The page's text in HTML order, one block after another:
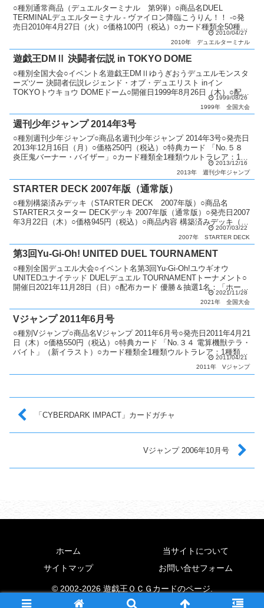
○種別通常商品（デュエルターミナル 第9弾）○商品名DUEL
TERMINALデュエルターミナル - ヴァイロン降臨こうりん！！ -○発
売日2010年4月27日（火）○価格100円（税込）○カード種類全50種類
2010/04/27
2010年
デュエルターミナル
遊戯王DMⅡ 決闘者伝説 in TOKYO DOME
○種別全国大会○イベント名遊戯王DMⅡゆうぎおうデュエルモンスタ
ーズツー 決闘者伝説レジェンド・オブ・デュエリスト inイン
TOKYOトウキョウ DOMEドーム○開催日1999年8月26日（木）○配布
1999/08/26
1999年
全国大会
週刊少年ジャンプ 2014年3号
○種別週刊少年ジャンプ○商品名週刊少年ジャンプ 2014年3号○発売日
2013年12月16日（月）○価格250円（税込）○特典カード 「No.５８
炎圧鬼バーナー・バイザー」○カード種類全1種類ウルトラレア：1種
2013/12/16
2013年
週刊少年ジャンプ
STARTER DECK 2007年版（通常版）
○種別構築済みデッキ（STARTER DECK 2007年版）○商品名
STARTERスターター DECKデッキ 2007年版（通常版）○発売日2007
年3月22日（木）○価格945円（税込）○商品内容 構築済みデッキ（デ
2007/03/22
2007年
STARTER DECK
第3回Yu-Gi-Oh! UNITED DUEL TOURNAMENT
○種別全国デュエル大会○イベント名第3回Yu-Gi-Oh!ユウギオウ
UNITEDユナイテッド DUELデュエル TOURNAMENTトーナメント○
開催日2021年11月28日（日）○配布カード 優勝＆抽選1名：「ホーリ
2021/11/28
2021年
全国大会
Vジャンプ 2011年6月号
○種別Vジャンプ○商品名Vジャンプ 2011年6月号○発売日2011年4月21
日（木）○価格550円（税込）○特典カード 「No.３４ 電算機獣テラ・
バイト」（新イラスト）○カード種類全1種類ウルトラレア：1種類○
2011/04/21
2011年
Vジャンプ
「CYBERDARK IMPACT」カードガチャ
Vジャンプ 2006年10月号
ホーム
当サイトについて
サイトマップ
お問い合せフォーム
© 2002-2026 遊戯王ＯＣＧカードのページ.